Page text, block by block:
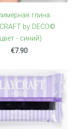
глина
by DECO©
- синий)
€7.90